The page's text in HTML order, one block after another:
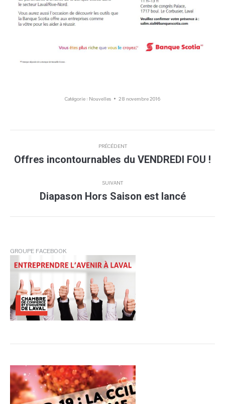
Catégorie : Nouvelles 28 novembre 2016
article
PRÉCÉDENT
Article
Offres incontournables du VENDREDI FOU !
SUIVANT
Article
:
Diapason Hors Saison est lancé
GROUPE FACEBOOK